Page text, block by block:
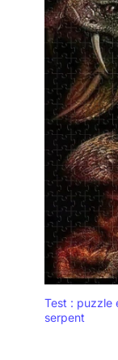
Test : puzzle
serpent